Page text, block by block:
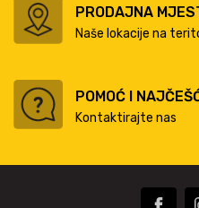
PRODAJNA
Naše lokacije na
POMOĆ I
Kontaktirajte nas